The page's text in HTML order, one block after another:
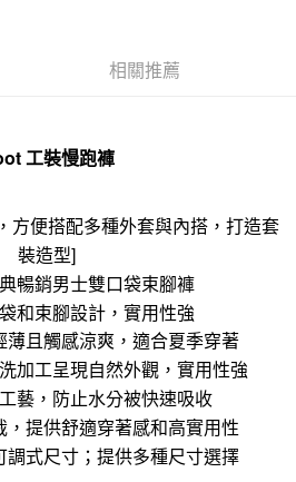
相關推薦
工裝慢跑褲
方便搭配多種外套與內搭，打造套
裝造型]
暢銷男士雙口袋束腳褲
和束腳設計，實用性強
薄且觸感涼爽，適合夏季穿著
加工呈現自然外觀，實用性強
藝，防止水分被快速吸收
，提供舒適穿著感和高實用性
調式尺寸；提供多種尺寸選擇